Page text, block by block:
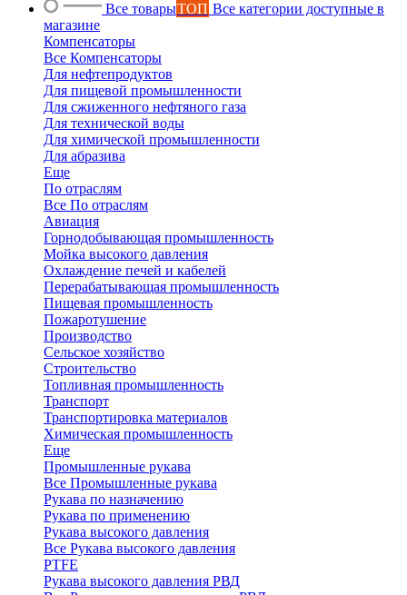
Все товарыТОП Все категории доступные в
магазине
Компенсаторы
Все Компенсаторы
Для нефтепродуктов
Для пищевой промышленности
Для сжиженного нефтяного газа
Для технической воды
Для химической промышленности
Для абразива
Еще
По отраслям
Все По отраслям
Авиация
Горнодобывающая промышленность
Мойка высокого давления
Охлаждение печей и кабелей
Перерабатывающая промышленность
Пищевая промышленность
Пожаротушение
Производство
Сельское хозяйство
Строительство
Топливная промышленность
Транспорт
Транспортировка материалов
Химическая промышленность
Еще
Промышленные рукава
Все Промышленные рукава
Рукава по назначению
Рукава по применению
Рукава высокого давления
Все Рукава высокого давления
PTFE
Рукава высокого давления РВД